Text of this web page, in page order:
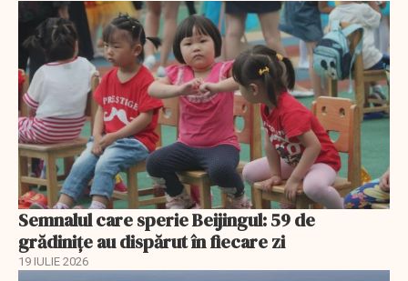
Semnalul care sperie Beijingul: 59 de
grădinițe au dispărut în fiecare zi
19 IULIE 2026